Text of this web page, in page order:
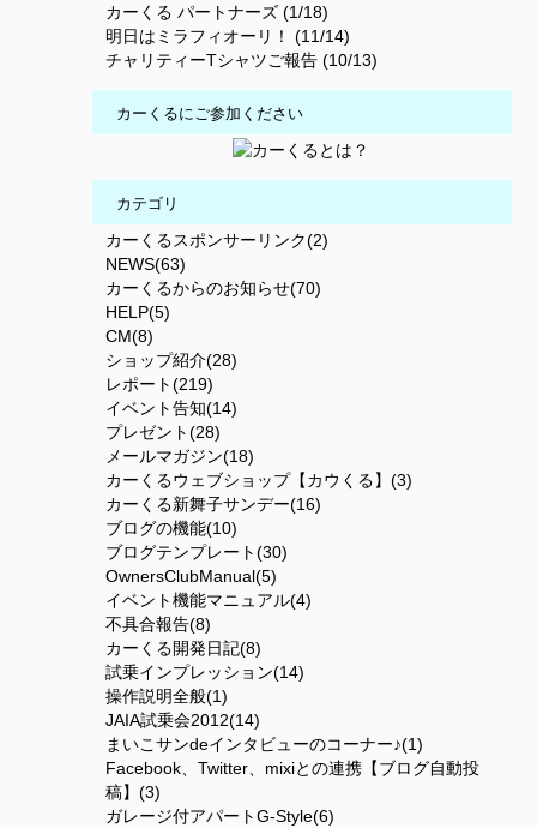
カーくる パートナーズ (1/18)
明日はミラフィオーリ！ (11/14)
チャリティーTシャツご報告 (10/13)
カーくるにご参加ください
カテゴリ
カーくるスポンサーリンク(2)
NEWS(63)
カーくるからのお知らせ(70)
HELP(5)
CM(8)
ショップ紹介(28)
レポート(219)
イベント告知(14)
プレゼント(28)
メールマガジン(18)
カーくるウェブショップ【カウくる】(3)
カーくる新舞子サンデー(16)
ブログの機能(10)
ブログテンプレート(30)
OwnersClubManual(5)
イベント機能マニュアル(4)
不具合報告(8)
カーくる開発日記(8)
試乗インプレッション(14)
操作説明全般(1)
JAIA試乗会2012(14)
まいこサンdeインタビューのコーナー♪(1)
Facebook、Twitter、mixiとの連携【ブログ自動投
稿】(3)
ガレージ付アパートG-Style(6)